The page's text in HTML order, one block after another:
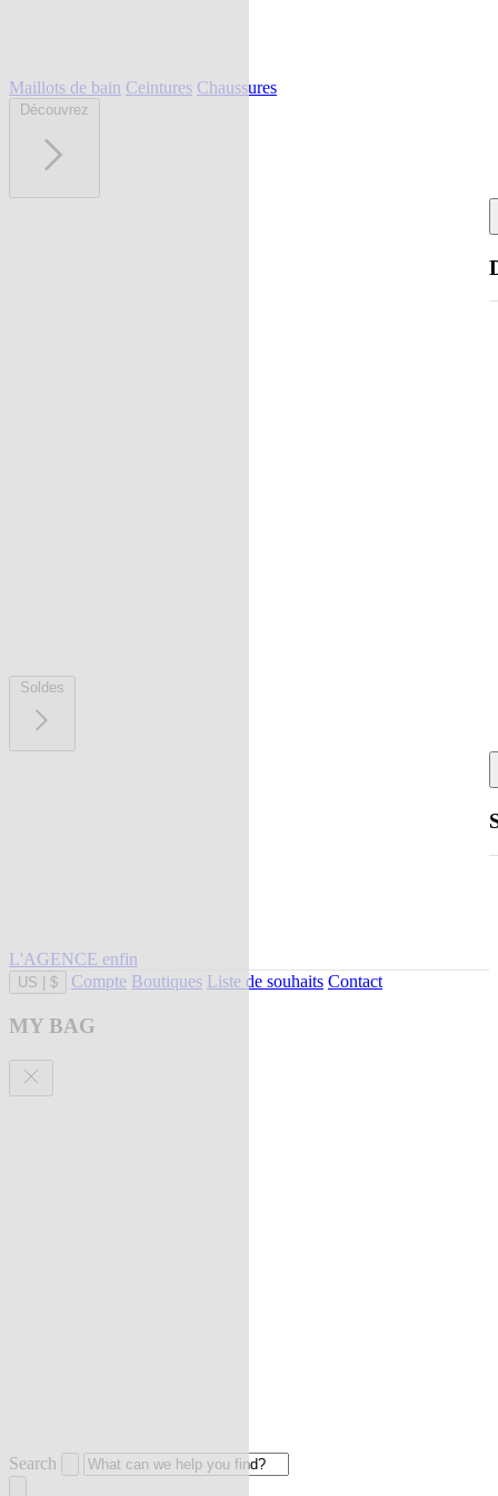
Maillots de bain Ceintures Chaussures
Découvrez
Soldes
L'AGENCE enfin
US $ Compte Boutiques Liste de souhaits Contact
MY BAG
Search